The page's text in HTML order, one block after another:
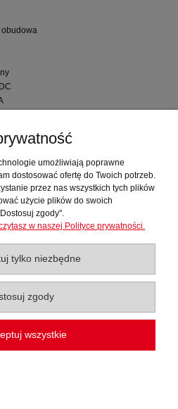
PCW 2m., 3x0.34mm2
Automatyka
konto
Wiedzy
umożliwiają poprawne
dostosować ofertę do Twoich potrzeb.
przez nas wszystkich tych plików
użycie plików do swoich
zgody".
w naszej Polityce prywatności.
tylko niezbędne
zgody
wszystkie